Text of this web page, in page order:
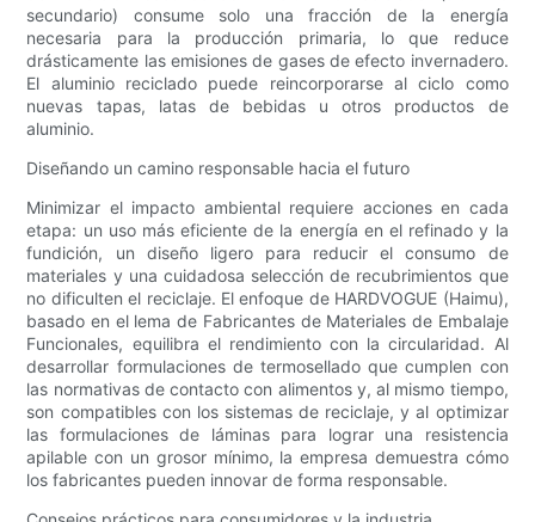
secundario) consume solo una fracción de la energía
necesaria para la producción primaria, lo que reduce
drásticamente las emisiones de gases de efecto invernadero.
El aluminio reciclado puede reincorporarse al ciclo como
nuevas tapas, latas de bebidas u otros productos de
aluminio.
Diseñando un camino responsable hacia el futuro
Minimizar el impacto ambiental requiere acciones en cada
etapa: un uso más eficiente de la energía en el refinado y la
fundición, un diseño ligero para reducir el consumo de
materiales y una cuidadosa selección de recubrimientos que
no dificulten el reciclaje. El enfoque de HARDVOGUE (Haimu),
basado en el lema de Fabricantes de Materiales de Embalaje
Funcionales, equilibra el rendimiento con la circularidad. Al
desarrollar formulaciones de termosellado que cumplen con
las normativas de contacto con alimentos y, al mismo tiempo,
son compatibles con los sistemas de reciclaje, y al optimizar
las formulaciones de láminas para lograr una resistencia
apilable con un grosor mínimo, la empresa demuestra cómo
los fabricantes pueden innovar de forma responsable.